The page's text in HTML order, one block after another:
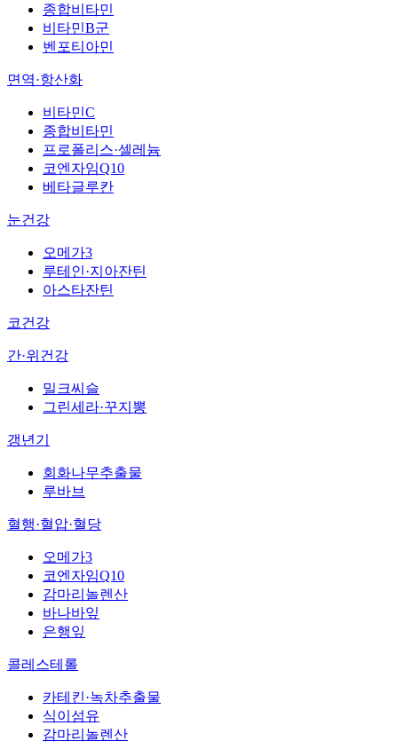
종합비타민
비타민B군
벤포티아민
면역·항산화
비타민C
종합비타민
프로폴리스·셀레늄
코엔자임Q10
베타글루칸
눈건강
오메가3
루테인·지아잔틴
아스타잔틴
코건강
간·위건강
밀크씨슬
그린세라·꾸지뽕
갱년기
회화나무추출물
루바브
혈행·혈압·혈당
오메가3
코엔자임Q10
감마리놀렌산
바나바잎
은행잎
콜레스테롤
카테킨·녹차추출물
식이섬유
감마리놀렌산